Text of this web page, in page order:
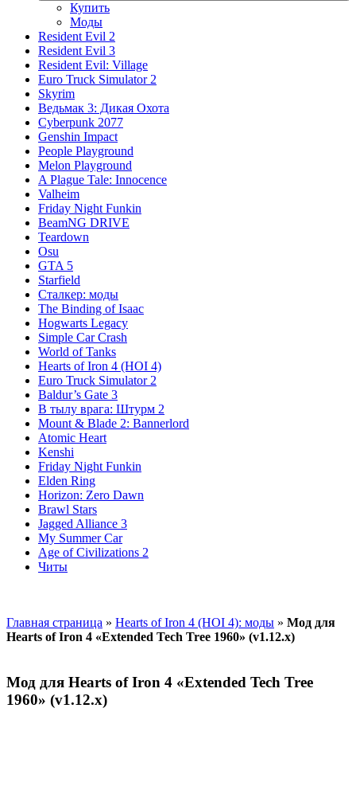
Купить
Моды
Resident Evil 2
Resident Evil 3
Resident Evil: Village
Euro Truck Simulator 2
Skyrim
Ведьмак 3: Дикая Охота
Cyberpunk 2077
Genshin Impact
People Playground
Melon Playground
A Plague Tale: Innocence
Valheim
Friday Night Funkin
BeamNG DRIVE
Teardown
Osu
GTA 5
Starfield
Сталкер: моды
The Binding of Isaac
Hogwarts Legacy
Simple Car Crash
World of Tanks
Hearts of Iron 4 (HOI 4)
Euro Truck Simulator 2
Baldur’s Gate 3
В тылу врага: Штурм 2
Mount & Blade 2: Bannerlord
Atomic Heart
Kenshi
Friday Night Funkin
Elden Ring
Horizon: Zero Dawn
Brawl Stars
Jagged Alliance 3
My Summer Car
Age of Civilizations 2
Читы
Главная страница » Hearts of Iron 4 (HOI 4): моды » Мод для
Hearts of Iron 4 «Extended Tech Tree 1960» (v1.12.x)
Мод для Hearts of Iron 4 «Extended Tech Tree
1960» (v1.12.x)